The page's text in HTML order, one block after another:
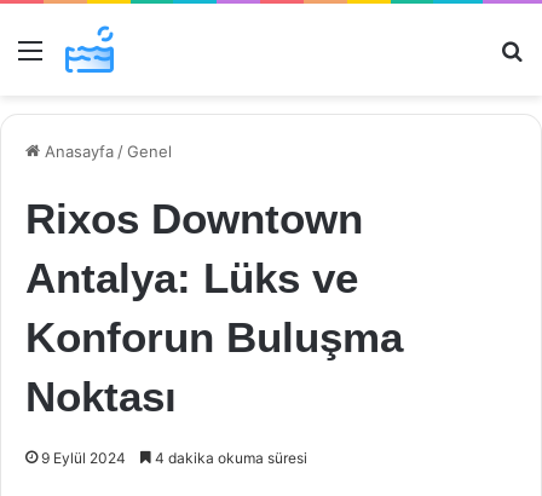
Menü
Anasayfa /Genel
Rixos Downtown
Antalya: Lüks ve
Konforun Buluşma
Noktası
9 Eylül 2024 4 dakika okuma süresi